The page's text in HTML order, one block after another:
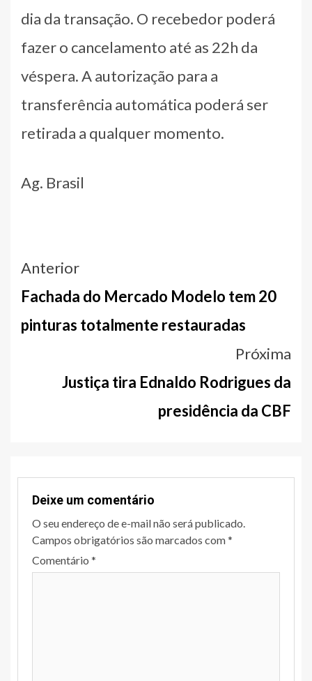
dia da transação. O recebedor poderá
fazer o cancelamento até as 22h da
véspera. A autorização para a
transferência automática poderá ser
retirada a qualquer momento.
Ag. Brasil
Navegação
entre
notícias
Anterior
Fachada do Mercado Modelo tem 20
pinturas totalmente restauradas
Próxima
Justiça tira Ednaldo Rodrigues da
presidência da CBF
Deixe um comentário
O seu endereço de e-mail não será publicado.
Campos obrigatórios são marcados com*
Comentário *